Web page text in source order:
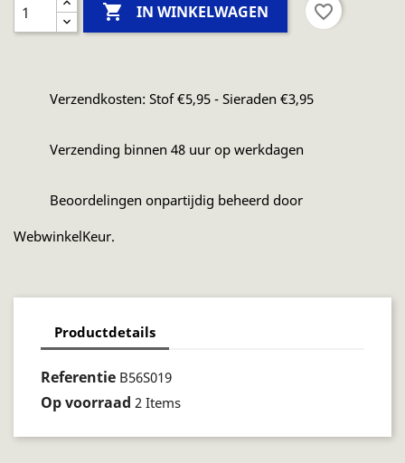
 IN WINKELWAGEN favorite_border
Verzendkosten: Stof €5,95 - Sieraden €3,95
Verzending binnen 48 uur op werkdagen
Beoordelingen onpartijdig beheerd door
WebwinkelKeur.
Productdetails
Referentie B56S019
Op voorraad 2 Items